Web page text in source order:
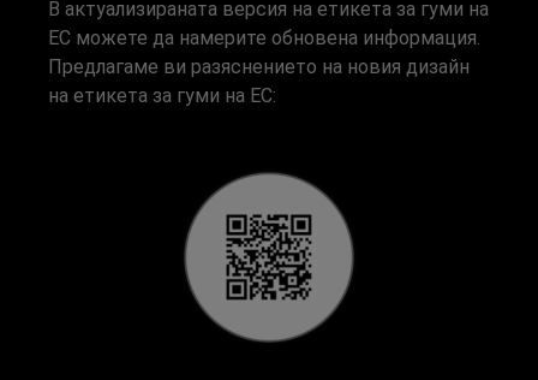
В актуализираната версия на етикета за гуми на
ЕС можете да намерите обновена информация.
Предлагаме ви разяснението на новия дизайн
на етикета за гуми на ЕС: